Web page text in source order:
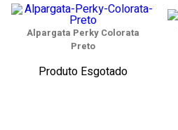
Alpargata Perky Colorata
Preto
Produto Esgotado